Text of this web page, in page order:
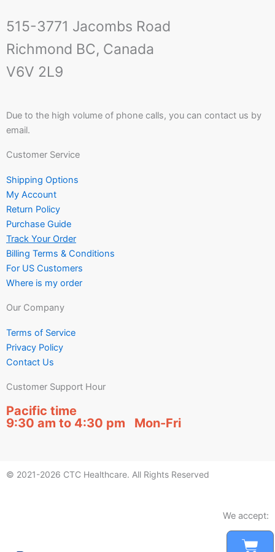
Cart
515-3771 Jacombs Road
Richmond BC, Canada
V6V 2L9
Due to the high volume of phone calls, you can contact us by
email.
Customer Service
Shipping Options
My Account
Return Policy
Purchase Guide
Track Your Order
Billing Terms & Conditions
For US Customers
Where is my order
Our Company
Terms of Service
Privacy Policy
Contact Us
Customer Support Hour
Pacific time
9:30 am to 4:30 pm Mon-Fri
© 2021-2026 CTC Healthcare. All Rights Reserved
We accept: